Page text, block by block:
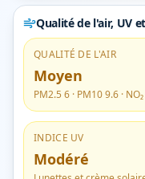
Qualité de l'air, UV
QUALITÉ DE L'AIR
Moyen
PM2.5 6 · PM109.6 · NO₂
INDICE UV
Modéré